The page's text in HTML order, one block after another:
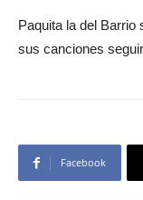
Paquita la del
sus canciones
Facebook